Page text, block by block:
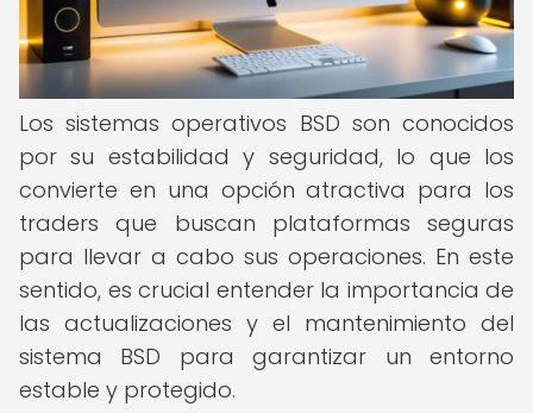
Los sistemas operativos BSD son conocidos
por su estabilidad y seguridad, lo que los
convierte en una opción atractiva para los
traders que buscan plataformas seguras
para llevar a cabo sus operaciones. En este
sentido, es crucial entender la importancia de
las actualizaciones y el mantenimiento del
sistema BSD para garantizar un entorno
estable y protegido.